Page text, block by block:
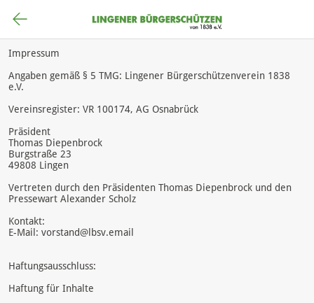
Impressum
Angaben gemäß § 5 TMG: Lingener Bürgerschützenverein 1838
e.V.
Vereinsregister: VR 100174, AG Osnabrück
Präsident
Thomas Diepenbrock
Burgstraße 23
49808 Lingen
Vertreten durch den Präsidenten Thomas Diepenbrock und den
Pressewart Alexander Scholz
Kontakt:
E-Mail: vorstand@lbsv.email
Haftungsausschluss:
Haftung für Inhalte